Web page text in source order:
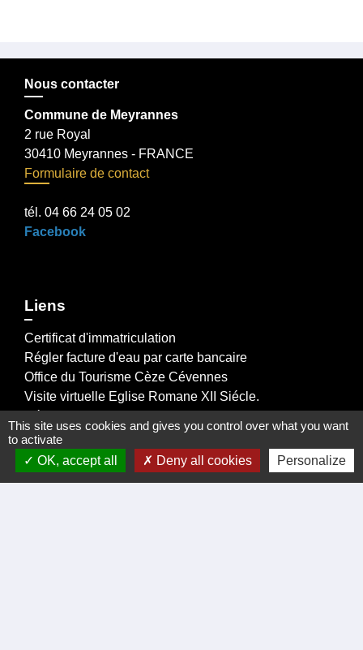
Nous contacter
Commune de Meyrannes
2 rue Royal
30410 Meyrannes - FRANCE
Formulaire de contact
tél. 04 66 24 05 02
Facebook
Liens
Certificat d'immatriculation
Régler facture d'eau par carte bancaire
Office du Tourisme Cèze Cévennes
Visite virtuelle Eglise Romane XII Siécle.
Intercommunalité
This site uses cookies and gives you control over what you want
to activate
OK, accept all
Deny all cookies Personalize